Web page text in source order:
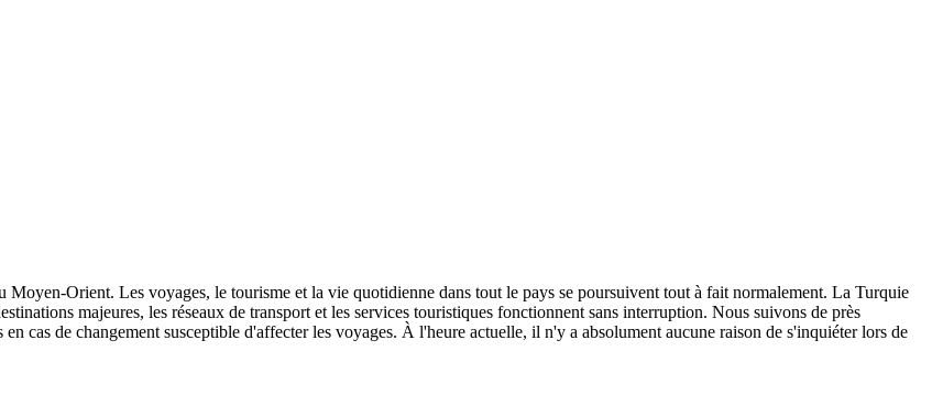
Moyen-Orient. Les voyages, le tourisme et la vie quotidienne dans tout le pays se poursuivent tout à fait normalement. La Turquie
majeures, les réseaux de transport et les services touristiques fonctionnent sans interruption. Nous suivons de près
cas de changement susceptible d'affecter les voyages. À l'heure actuelle, il n'y a absolument aucune raison de s'inquiéter lors de